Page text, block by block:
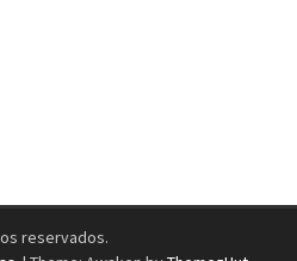
reservados.